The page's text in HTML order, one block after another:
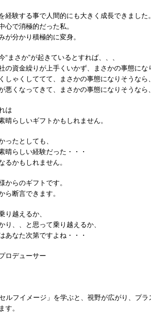
経験する事で人間的にも大きく成長できました。
心で消極的だった私。
が分かり積極的に変身。
“まさか”が起きているとすれば、、、
の資金繰りが上手くいかず、まさかの事態にな
しゃくしててて、まさかの事態になりそうなら
悪くなってきて、まさかの事態になりそうなら
は
晴らしいギフトかもしれません。
ったとしても、
晴らしい経験だった・・・
るかもしれません。
からのギフトです。
ら断言できます。
り越えるか、
り、、と思って乗り越えるか、
あなた次第ですよね・・・
ロデューサー
ルフイメージ」を学ぶと、視野が広がり、プラ
す。